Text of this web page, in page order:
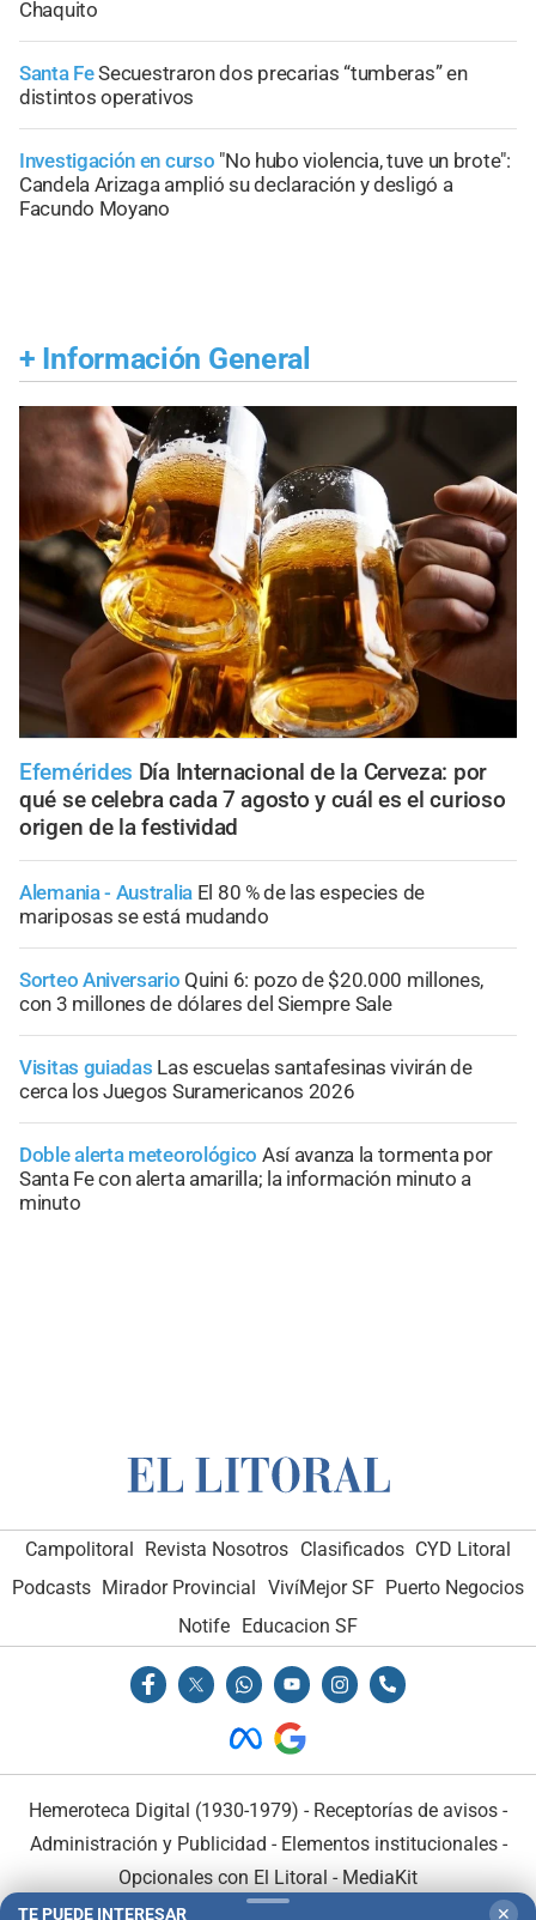
Chaquito
Santa FeSecuestraron dos precarias “tumberas” en
distintos operativos
Investigación en curso "No hubo violencia, tuve un brote":
Candela Arizaga amplió su declaración y desligó a
Facundo Moyano
+ Información General
Efemérides Día Internacional de la Cerveza: por
qué se celebra cada 7 agosto y cuál es el curioso
origen de la festividad
Alemania - Australia El 80 % de las especies de
mariposas se está mudando
Sorteo Aniversario Quini 6: pozo de $20.000 millones,
con 3 millones de dólares del Siempre Sale
Visitas guiadas Las escuelas santafesinas vivirán de
cerca los Juegos Suramericanos 2026
Doble alerta meteorológico Así avanza la tormenta por
Santa Fe con alerta amarilla; la información minuto a
minuto
Campolitoral Revista Nosotros Clasificados CYD Litoral
Podcasts Mirador Provincial VivíMejor SF Puerto Negocios
Notife
Educacion SF
Hemeroteca Digital (1930-1979) - Receptorías de avisos -
Administración y Publicidad - Elementos institucionales-
Opcionales con El Litoral - MediaKit
TE PUEDE INTERESAR ✕